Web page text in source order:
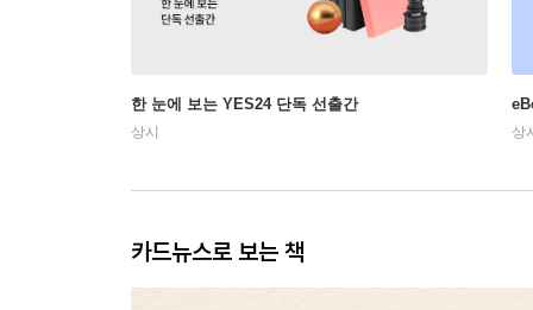
한 눈에 보는 YES24 단독 선출간
상시 상
카드뉴스로 보는 책